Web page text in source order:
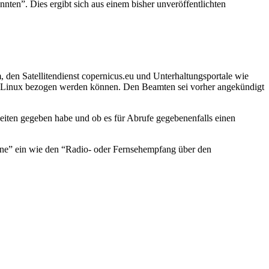
Dies ergibt sich aus einem bisher unveröffentlichten
Satellitendienst copernicus.eu und Unterhaltungsportale wie
bezogen werden können. Den Beamten sei vorher angekündigt
gegeben habe und ob es für Abrufe gegebenenfalls einen
ein wie den “Radio- oder Fernsehempfang über den